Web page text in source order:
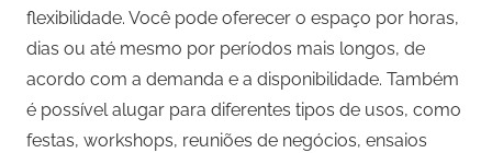
flexibilidade. Você pode oferecer o espaço por horas,
dias ou até mesmo por períodos mais longos, de
acordo com a demanda e a disponibilidade. Também
é possível alugar para diferentes tipos de usos, como
festas, workshops, reuniões de negócios, ensaios